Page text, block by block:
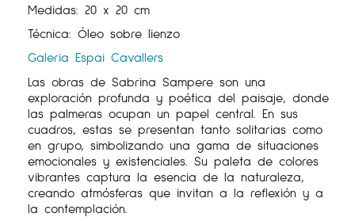
Medidas: 20 x 20 cm
Técnica: Óleo sobre lienzo
Galeria Espai Cavallers
Las obras de Sabrina Sampere son una
exploración profunda y poética del paisaje, donde
las palmeras ocupan un papel central. En sus
cuadros, estas se presentan tanto solitarias como
en grupo, simbolizando una gama de situaciones
emocionales y existenciales. Su paleta de colores
vibrantes captura la esencia de la naturaleza,
creando atmósferas que invitan a la reflexión y a
la contemplación.